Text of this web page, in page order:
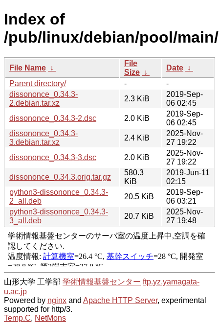
Index of
/pub/linux/debian/pool/
File Name ↓
File
Size ↓
Date ↓
Parent directory/
-
-
dissononce_0.34.3-
2.debian.tar.xz
2.3 KiB
2019-Sep-
06 02:45
dissononce_0.34.3-2.dsc
2.0 KiB
2019-Sep-
06 02:45
dissononce_0.34.3-
3.debian.tar.xz
2.4 KiB
2025-Nov-
27 19:22
dissononce_0.34.3-3.dsc
2.0 KiB
2025-Nov-
27 19:22
dissononce_0.34.3.orig.tar.gz
580.3
KiB
2019-Jun-11
02:15
python3-dissononce_0.34.3-
2_all.deb
20.5 KiB
2019-Sep-
06 03:21
python3-dissononce_0.34.3-
3_all.deb
20.7 KiB
2025-Nov-
27 19:48
山形大学 工学部 学術情報基盤センター ftp.yz.yamagata-
u.ac.jp
Powered by nginx and Apache HTTP Server, experimental
supported for http/3.
Temp.C, NetMons